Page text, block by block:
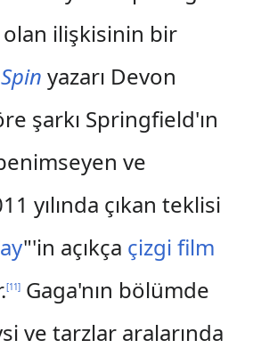
olan ilişkisinin bir
Spin yazarı Devon
şarkı Springfield'ın
benimseyen ve
yılında çıkan teklisi
"'in açıkça çizgi film
[11]Gaga'nın bölümde
ve tarzlar aralarında